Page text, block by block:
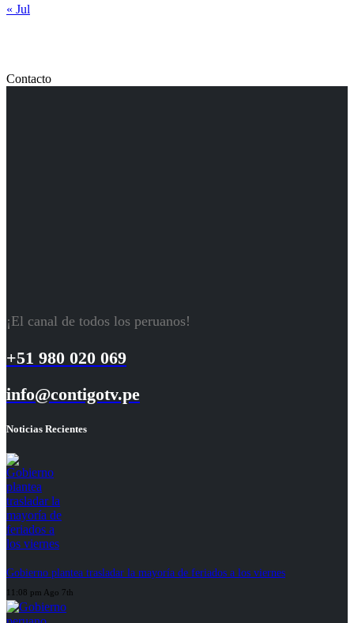
« Jul
Contacto
¡El canal de todos los peruanos!
+51 980 020 069
info@contigotv.pe
Noticias Recientes
Gobierno plantea trasladar la mayoría de feriados a los viernes
11:08 pm Ago 7th